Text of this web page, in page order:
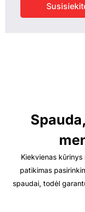
Kiekvienas
patikimas
spaudai, todėl